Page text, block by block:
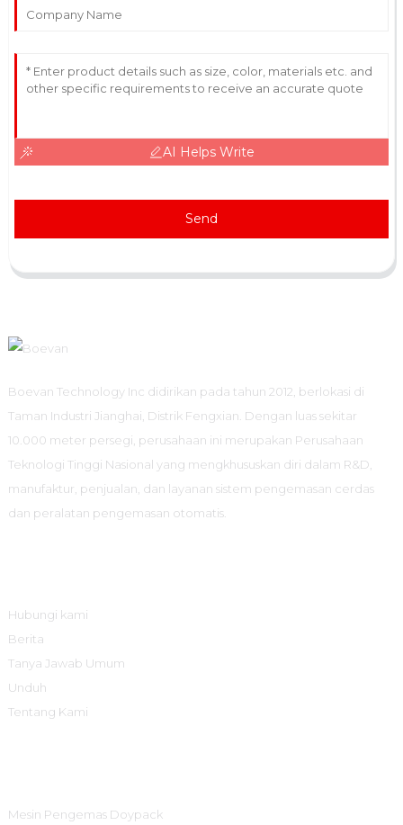
AI Helps Write
Send
Boevan Technology Inc didirikan pada tahun 2012, berlokasi di
Taman Industri Jianghai, Distrik Fengxian. Dengan luas sekitar
10.000 meter persegi, perusahaan ini merupakan Perusahaan
Teknologi Tinggi Nasional yang mengkhususkan diri dalam R&D,
manufaktur, penjualan, dan layanan sistem pengemasan cerdas
dan peralatan pengemasan otomatis.
Hubungi kami
Berita
Tanya Jawab Umum
Unduh
Tentang Kami
Mesin Pengemas Doypack